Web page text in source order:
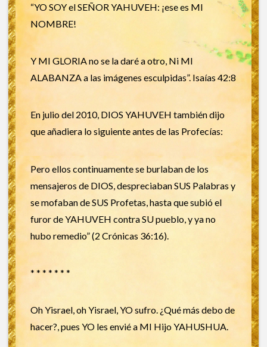
“YO SOY el SEÑOR YAHUVEH: ¡ese es MI
NOMBRE!
Y MI GLORIA no se la daré a otro, Ni MI
ALABANZA a las imágenes esculpidas”. Isaías 42:8
En julio del 2010, DIOS YAHUVEH también dijo
que añadiera lo siguiente antes de las Profecías:
Pero ellos continuamente se burlaban de los
mensajeros de DIOS, despreciaban SUS Palabras y
se mofaban de SUS Profetas, hasta que subió el
furor de YAHUVEH contra SU pueblo, y ya no
hubo remedio” (2 Crónicas 36:16).
* * * * * * *
Oh Yisrael, oh Yisrael, YO sufro. ¿Qué más debo de
hacer?, pues YO les envié a MI Hijo YAHUSHUA.